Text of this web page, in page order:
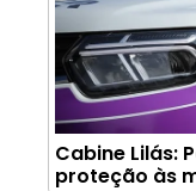
Cabine Lilás:
proteção às